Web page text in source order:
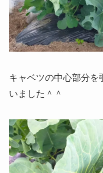
キャベツの中心部分を
いました＾＾